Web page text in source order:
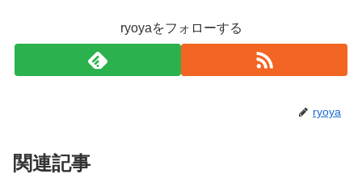
ryoyaをフォローする
ryoya
関連記事